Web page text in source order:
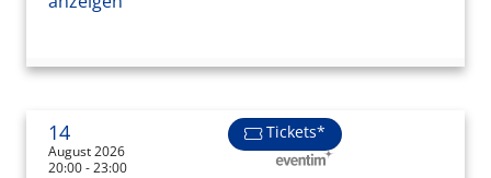
14
August 2026
20:00 - 23:00
Tickets*